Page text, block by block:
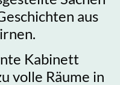
aus
Kabinett
volle Räume in